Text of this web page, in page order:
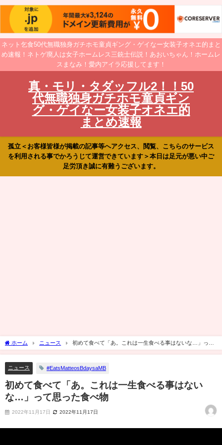
ネット乞食50代無職独身ガチホモ童貞ギング・ゲイなー女装子オネエ的まと
め速報！ネトゲ廃人は女子ホームレス三銃士伝説！あおいちゃん！ホームレ
スまなみ！愛内アイラ応援してます！
真・モリ・タダッフル2！！50
代無職独身ガチホモ童貞ギン
グ・ゲイなー女装子オネエ的
まとめ速報
孤立＜お客様皆様が掲載の記事等へアクセス、閲覧、こちらのサービス
を利用される事でかろうじて運営できています＞本日は足元が悪い中ご
足労頂き誠に有難うございます。
ホーム ニュース
初めて食べて「あ。これは一生食べる事はないな…」って
思った食べ物
ニュース #EatsMatteosBdaysaMB
初めて食べて「あ。これは一生食べる事はない
な…」って思った食べ物
2022年11月17日 2022年11月17日